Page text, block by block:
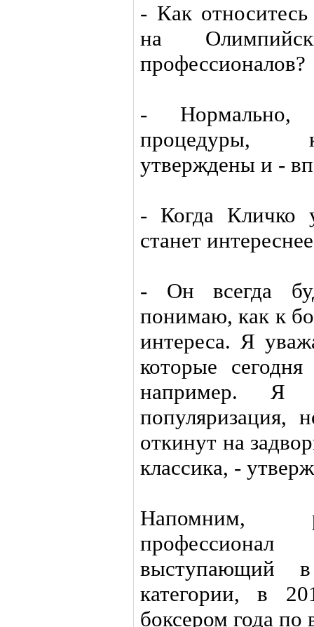
- Как
на
профессионалов?
- Нормально,
процедуры,
утверждены и -
- Когда Кличко
станет
- Он всегда
понимаю, как к
интереса. Я
которые
например. Я
популяризация,
откинут на
классика, -
Напомним,
выступающий
категории, в
боксером года по